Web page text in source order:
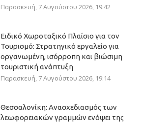
Παρασκευή, 7 Αυγούστου 2026, 19:42
Ειδικό Χωροταξικό Πλαίσιο για τον
Τουρισμό: Στρατηγικό εργαλείο για
οργανωμένη, ισόρροπη και βιώσιμη
τουριστική ανάπτυξη
Παρασκευή, 7 Αυγούστου 2026, 19:14
Θεσσαλονίκη: Ανασχεδιασμός των
λεωφορειακών γραμμών ενόψει της